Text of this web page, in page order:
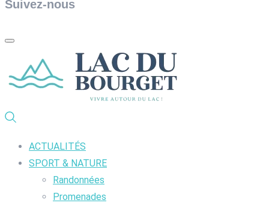
Suivez-nous
ACTUALITÉS
SPORT & NATURE
Randonnées
Promenades